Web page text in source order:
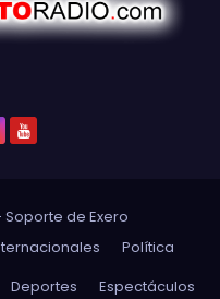
Soporte de Exero
Política
Deportes Espectáculos